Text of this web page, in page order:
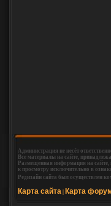
Администрация не несёт
Все материалы на сайте,
Размещенная информация на сайте,
к просмотру исключительно в
Редизайн сайта был осуществлен
Карта сайта Карта